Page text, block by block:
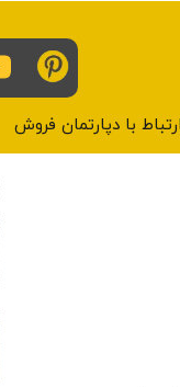
ارتباط با دپارتمان فروش